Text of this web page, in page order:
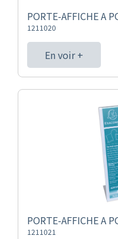
PORTE-AFFICHE A
1211020
En voir +
PORTE-AFFICHE A
1211021